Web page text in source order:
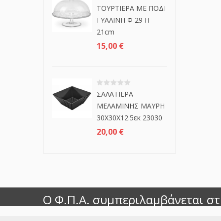
ΤΟΥΡΤΙΕΡΑ ΜΕ ΠΟΔΙ
ΓΥΑΛΙΝΗ Φ 29 Η
21cm
15,00 €
ΣΑΛΑΤΙΕΡΑ
ΜΕΛΑΜΙΝΗΣ ΜΑΥΡΗ
30Χ30Χ12.5εκ 23030
20,00 €
Ο Φ.Π.Α. συμπεριλαμβάνεται